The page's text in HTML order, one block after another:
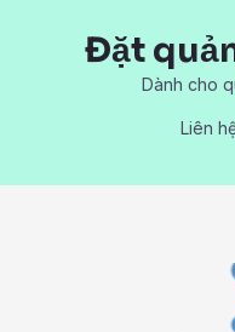
Đặt
Dành cho
Liên